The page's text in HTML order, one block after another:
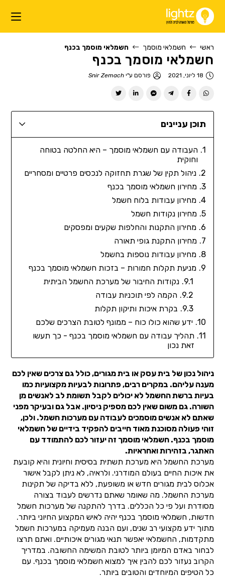
ראשי חשמלאי מוסמך חשמלאי מוסמך בכנף
חשמלאי מוסמך בכנף
18 ליוני, 2021 פורסם ע"יSnir Zemach
תוכן עניינים
העבודה עם חשמלאי מוסמך – היא החלטה בטוחה
וחוקית
ניהול תקין של שגרת תחזוקה לנכסים פרטיים ומסחריים
מחירון חשמלאי מוסמך בכנף
מחירון עבודות בלוח חשמל
מחירון נקודות חשמל
מחירון התקנות והחלפות שקעים ומפסקים
מחירון התקנת גופי תאורה
מחירון עבודות נוספות בחשמל
מניעת תקלות חמורות – בזכות חשמלאי מוסמך בכנף
נקודות החיבור של מערכת החשמל הביתית
הקמה לפי תוכניות עבודה
בקרת איכות ותיקון תקלות
ידע שהוא כולו כוח – ממונף לטובת הצרכים שלכם
תהליך עבודה עם חשמלאי מוסמך בכנף - כך תעשו
זאת נכון
ניהול נכון של בית עסק או בית מגורים, כולל גם צרכים שאין לכם
מענה עליהם. במקרים רבים, פתרונות לבעיות מקצועיות כמו
בעיות ברשת החשמל לא יכולים לקבל תשומת לב לאנשים מן
השורה. גם משום שאין לכם מספיק ניסיון. אבל גם ובעיקר מפני
שאתם לא אנשים מוסמכים לעבודה עם מערכות חשמל. ולכן,
זוהי פעולה מסוכנת מאוד חייבים להפקיד בידיים של חשמלאי
מוסמך בכנף. חשמלאי מוסמך זה יעזור לכם להתמודד עם
האתגר, בזהירות ואחראיות.
מערכת החשמל היא מערכת תשתית בסיסית וחיונית והיא קובעת
את איכות החיים בעולם המודרני. ולראיה, לא ניתן לקבל אישור
אכלוס לבית מגורים חדש או משופעת, ללא בדיקה של תקינות
מערכת החשמל. מה שאומר שאתם נדרשים לעבוד בצורה
מסודרת ועל פי כל הכללים. בדרך להתקנה של מערכות חשמל
חדשות, חשמלאי מוסמך בכנף יהיה לאיש המקצוע החיוני ביותר.
מתוך ידע מקצועי רב שנים, ועם הבנה מעמיקה במערכות חשמל
מתקדמות, החשמלאי יאפשר תנאי מגורים איכותיים. ואתם תרצו
לבחור באדם המיומן ביותר לטובת המשימה החשובה. במדריך
הקרוב נעזור לכם להבין איך למצוא חשמלאי מוסמך בכנף. עם
כל הטיפים המיוחדים והטובים ביותר.